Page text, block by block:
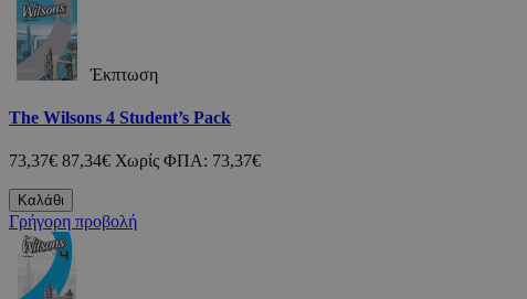
Έκπτωση
The Wilsons 4 Student’s Pack
73,37€ 87,34€ Χωρίς ΦΠΑ: 73,37€
Καλάθι
Γρήγορη προβολή